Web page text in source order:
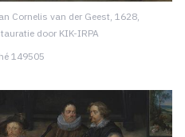
Cornelis van der Geest, 1628,
door KIK-IRPA
149505